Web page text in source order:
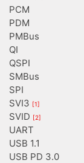
PCM
PDM
PMBus
QI
QSPI
SMBus
SPI
SVI3 [1]
SVID [2]
UART
USB 1.1
USB PD 3.0